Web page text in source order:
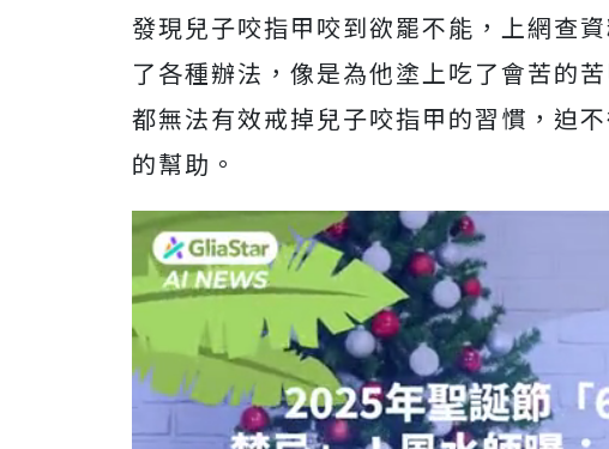
發現兒子咬指甲咬到欲罷不能，上網查
了各種辦法，像是為他塗上吃了會苦的
都無法有效戒掉兒子咬指甲的習慣，迫
的幫助。